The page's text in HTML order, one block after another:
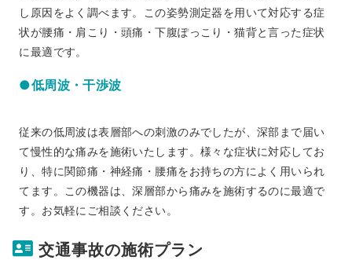
し原因をよく調べます。この姿勢測定器を用いて対応する症
状が腰痛・肩こり・頭痛・下腹ぽっこり・猫背と言った症状
に最適です。
●低周波・干渉波
従来の低周波は表層部への刺激のみでしたが、深部まで届い
て慢性的な痛みを施術いたします。様々な症状に対応してお
り、特に関節痛・神経痛・腰痛をお持ちの方によく用いられ
てます。この機器は、深層部から痛みを施術するのに最適で
す。お気軽にご相談ください。
交通事故の施術プラン